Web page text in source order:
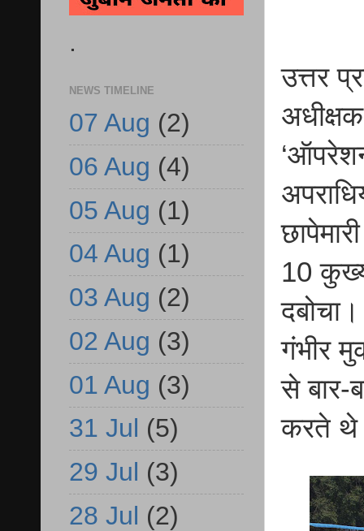
उत्तर
10
गंभीर
से बार-
करते
.
NEWS TIMELINE
07 Aug (2)
06 Aug (4)
05 Aug (1)
04 Aug (1)
03 Aug (2)
02 Aug (3)
01 Aug (3)
31 Jul (5)
29 Jul (3)
28 Jul (2)